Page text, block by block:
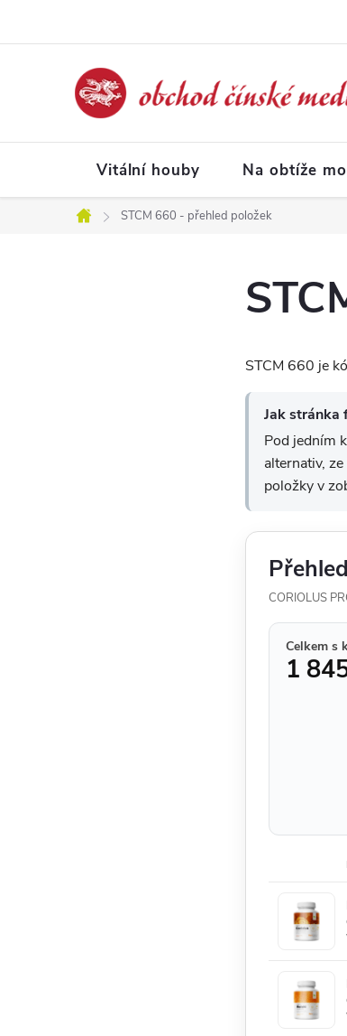
Vitální houby Na obtíže
Domů
STCM 660 - přehled položek
STCM 660 je
Jak stránka
Pod jedním
alternativ,
položky v
CORIOLUS
Celkem s
1